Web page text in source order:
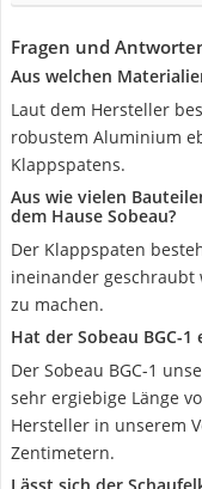
Fragen und
Aus welchen
Laut dem Hersteller
robustem Aluminium
Klappspatens.
Aus wie vielen
dem Hause Sobeau?
Der Klappspaten
ineinander geschraubt
zu machen.
Hat der Sobeau BGC-1
Der Sobeau BGC-1
sehr ergiebige Länge
Hersteller in unserem
Zentimetern.